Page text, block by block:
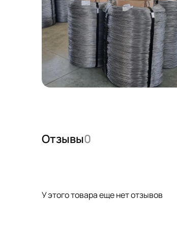
Отзывы0
У этого товара еще нет отзывов